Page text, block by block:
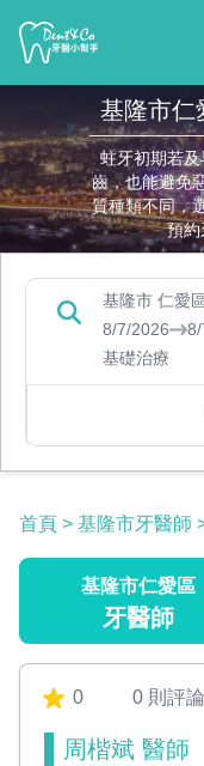
基隆市仁
蛀牙初期若
齒，也能避免
質種類不同，
預約
基隆市 仁愛
8/7/2026
基礎治療
首頁 > 基隆市牙醫師
基隆市仁愛區
牙醫師
0 0 則評論
周楷斌 醫師